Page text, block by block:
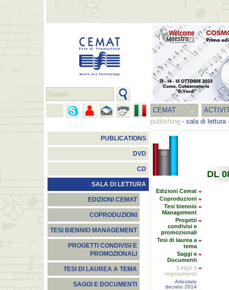
CEMAT
publishing - sala di lettura
PUBLICATIONS
DVD
CD
SALA DI LETTURA
EDIZIONI CEMAT
COPRODUZIONI
TESI BIENNIO MANAGEMENT
PROGETTI CONDIVISI E
PROMOZIONALI
TESI DI LAUREA A TEMA
SAGGI E DOCUMENTI
Edizioni Cemat
Coproduzioni
Tesi biennio
Management
Progetti
condivisi e
promozionali
Tesi di laurea a
tema
Saggi e
Documenti
Leggi e
regolamenti
Articolato
decreto 2014
DL